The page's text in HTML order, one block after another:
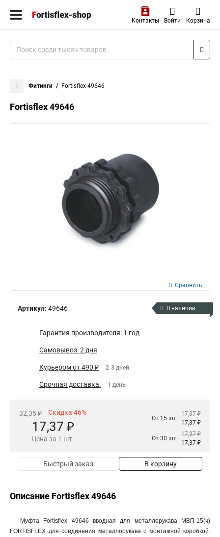
Контакты Войти Корзина
Фитинги Fortisflex 49646
Fortisflex 49646
Артикул: 49646
Сравнить
В наличии
Гарантия производителя: 1 год
Самовывоз: 2 дня
Курьером от 490 ₽ 2-3 дней
Срочная доставка: 1 день
32,35 ₽ Скидка 46%
17,37 ₽
Цена за 1 шт.
От 15 шт:
17,37 ₽
17,37 ₽
От 30 шт:
17,37 ₽
17,37 ₽
Быстрый заказ В корзину
Описание Fortisflex 49646
Муфта Fortisflex 49646 вводная для металлорукава МВП-15(ч)
FORTISFLEX для соединения металлорукава с монтажной коробкой.